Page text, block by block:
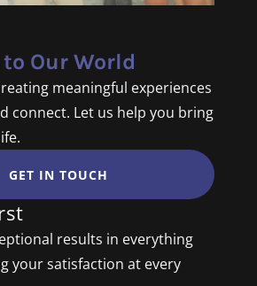
Our World
meaningful experiences
connect. Let us help you bring
GET IN TOUCH
results in everything
your satisfaction at every